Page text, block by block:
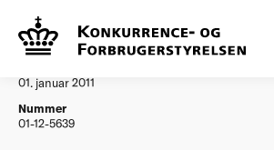
Vandtilsyn
01. januar 2011
Nummer
01-12-5639